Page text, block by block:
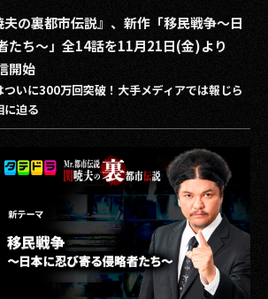
ゲーム
ミクチャ
医療(CLIUS)
出版メディア
美少女図鑑
イベント
タテドラ
その他事業
夫の裏都市伝説』、新作「移民戦争〜日
たち〜」全14話を11月21日(金)より
開始
いに300万回突破！大手メディアでは報じら
に迫る